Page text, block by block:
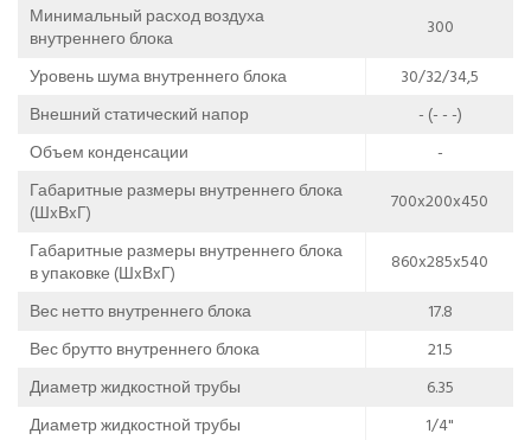
Минимальный расход воздуха
внутреннего блока
300
Уровень шума внутреннего блока
30/32/34,5
Внешний статический напор
- (- - -)
Объем конденсации
-
Габаритные размеры внутреннего блока
(ШxВxГ)
700x200x450
Габаритные размеры внутреннего блока
в упаковке (ШxВxГ)
860x285x540
Вес нетто внутреннего блока
17.8
Вес брутто внутреннего блока
21.5
Диаметр жидкостной трубы
6.35
Диаметр жидкостной трубы
1/4"